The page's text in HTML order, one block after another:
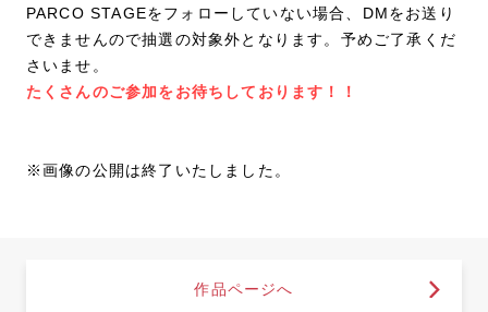
PARCO STAGEをフォローしていない場合、DMをお送り
できませんので抽選の対象外となります。予めご了承くだ
さいませ。
たくさんのご参加をお待ちしております！！
※画像の公開は終了いたしました。
作品ページへ